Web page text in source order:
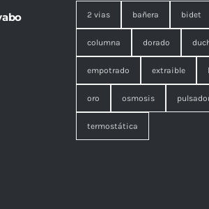
2 vias bañera bidet
columna dorado
empotrado extraible
oro osmosis
termostática